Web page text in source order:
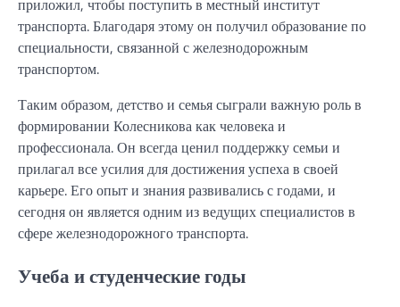
приложил, чтобы поступить в местный институт
транспорта. Благодаря этому он получил образование по
специальности, связанной с железнодорожным
транспортом.
Таким образом, детство и семья сыграли важную роль в
формировании Колесникова как человека и
профессионала. Он всегда ценил поддержку семьи и
прилагал все усилия для достижения успеха в своей
карьере. Его опыт и знания развивались с годами, и
сегодня он является одним из ведущих специалистов в
сфере железнодорожного транспорта.
Учеба и студенческие годы